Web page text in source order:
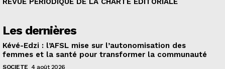
Les dernières
Kévé-Edzi : l’AFSL mise sur l’autonomisation des
femmes et la santé pour transformer la communauté
SOCIETE 4 août 2026